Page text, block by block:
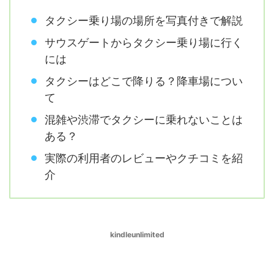
タクシー乗り場の場所を写真付きで解説
サウスゲートからタクシー乗り場に行く
には
タクシーはどこで降りる？降車場につい
て
混雑や渋滞でタクシーに乗れないことは
ある？
実際の利用者のレビューやクチコミを紹
介
kindleunlimited